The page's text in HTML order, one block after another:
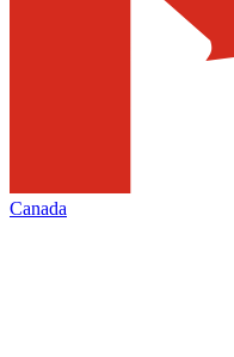
Canada